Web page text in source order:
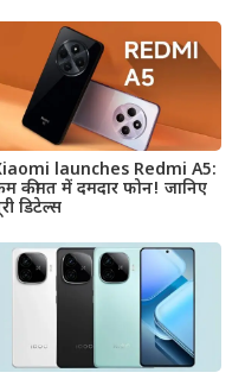
launches Redmi A5:
कीमत में दमदार फोन! जानिए
डिटेल्स